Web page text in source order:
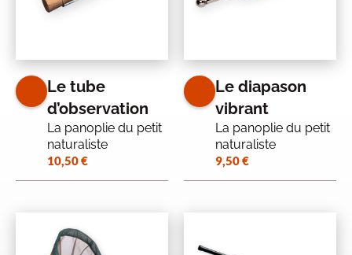
Le tube
d’observation
La panoplie du petit
naturaliste
10,50€
Le diapason
vibrant
La panoplie du petit
naturaliste
9,50€